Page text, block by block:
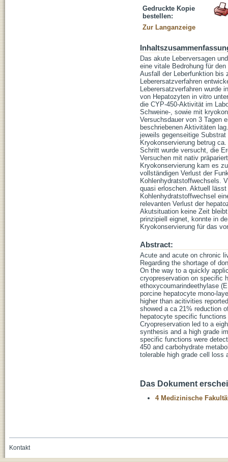
Gedruckte Kopie
bestellen:
Zur Langanzeige
Das akute Leberversagen
eine vitale Bedrohung für
Ausfall der Leberfunktion bis
Leberersatzverfahren
Leberersatzverfahren wurde
von Hepatozyten in vitro
die CYP-450-Aktivität im
Schweine-, sowie mit
Versuchsdauer von 3 Tagen
beschriebenen Aktivitäten
jeweils gegenseitige
Kryokonservierung betrug
Schritt wurde versucht, die
Versuchen mit nativ
Kryokonservierung kam es
vollständigen Verlust der
Kohlenhydratstoffwechsels.
quasi erloschen. Aktuell
Kohlenhydratstoffwechsel
relevanten Verlust der
Akutsituation keine Zeit
prinzipiell eignet, konnte in
Kryokonservierung für das
Abstract:
Acute and acute on chronic
Regarding the shortage of
On the way to a quickly
cryopreservation on specific
ethoxycoumarindeethylase
porcine hepatocyte mono-
higher than acitivities
showed a ca 21% reduction
hepatocyte specific
Cryopreservation led to a
synthesis and a high grade
specific functions were
450 and carbohydrate
tolerable high grade cell loss
Das Dokument
4 Medizinische
Kontakt